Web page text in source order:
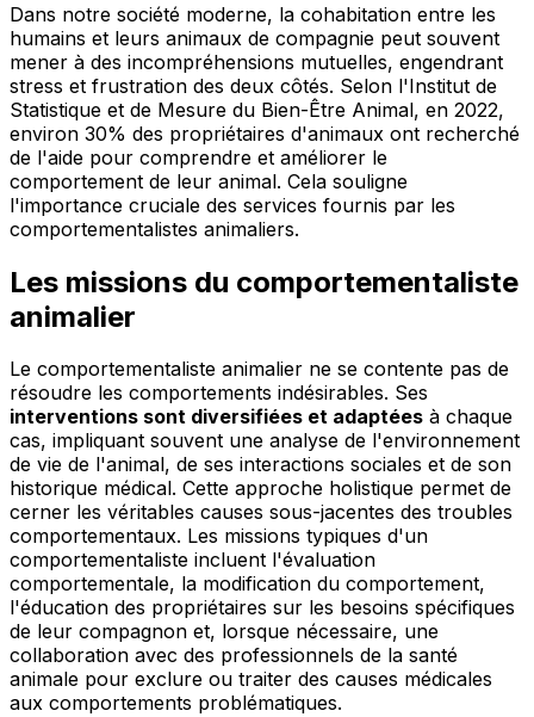
Dans notre société moderne, la cohabitation entre les
humains et leurs animaux de compagnie peut souvent
mener à des incompréhensions mutuelles, engendrant
stress et frustration des deux côtés. Selon l'Institut de
Statistique et de Mesure du Bien-Être Animal, en 2022,
environ 30% des propriétaires d'animaux ont recherché
de l'aide pour comprendre et améliorer le
comportement de leur animal. Cela souligne
l'importance cruciale des services fournis par les
comportementalistes animaliers.
Les missions du comportementaliste
animalier
Le comportementaliste animalier ne se contente pas de
résoudre les comportements indésirables. Ses
interventions sont diversifiées et adaptées à chaque
cas, impliquant souvent une analyse de l'environnement
de vie de l'animal, de ses interactions sociales et de son
historique médical. Cette approche holistique permet de
cerner les véritables causes sous-jacentes des troubles
comportementaux. Les missions typiques d'un
comportementaliste incluent l'évaluation
comportementale, la modification du comportement,
l'éducation des propriétaires sur les besoins spécifiques
de leur compagnon et, lorsque nécessaire, une
collaboration avec des professionnels de la santé
animale pour exclure ou traiter des causes médicales
aux comportements problématiques.